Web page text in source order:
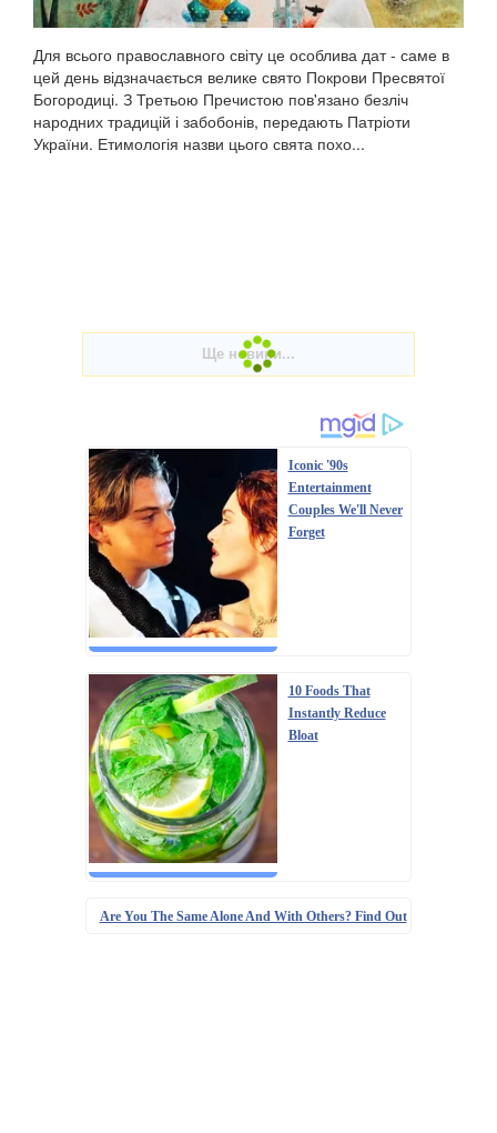
Для всього православного світу це особлива дат - саме в
цей день відзначається велике свято Покрови Пресвятої
Богородиці. З Третьою Пречистою пов'язано безліч
народних традицій і забобонів, передають Патріоти
України. Етимологія назви цього свята похо...
Iconic '90s
Entertainment
Couples We'll Never
Forget
10 Foods That
Instantly Reduce
Bloat
Are You The Same Alone And With Others? Find Out